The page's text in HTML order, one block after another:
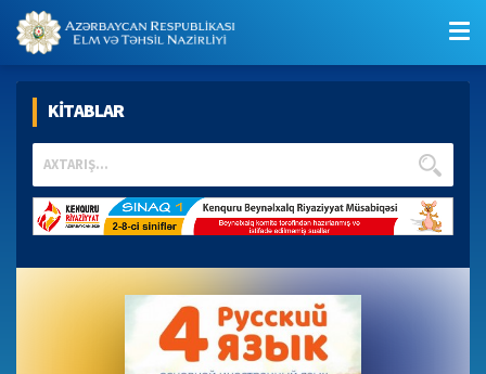
KİTABLAR